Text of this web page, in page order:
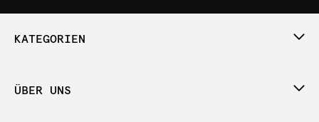
KATEGORIEN
ÜBER UNS